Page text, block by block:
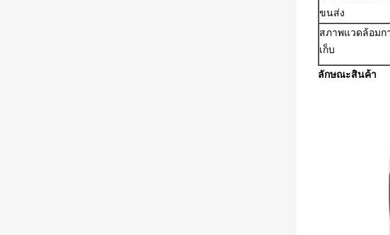
ขนส่ง
สภาพแวดล้อมก
เก็บ
ลักษณะสินค้า